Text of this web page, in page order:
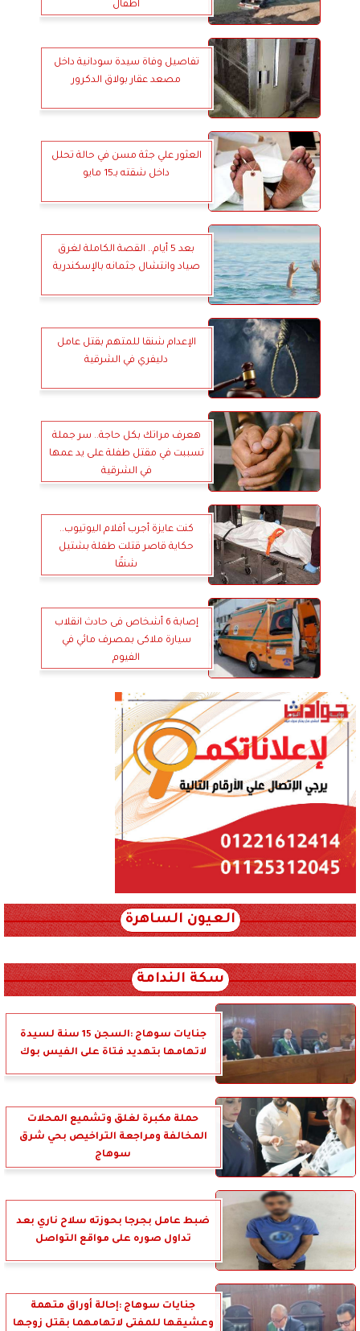
أطفال
تفاصيل وفاة سيدة سودانية داخل
مصعد عقار بولاق الدكرور
العثور علي جثة مسن في حالة تحلل
داخل شقته بـ15 مايو
بعد 5 أيام.. القصة الكاملة لغرق
صياد وانتشال جثمانه بالإسكندرية
الإعدام شنقا للمتهم بقتل عامل
دليفري في الشرقية
هعرف مراتك بكل حاجة.. سر جملة
تسببت في مقتل طفلة على يد عمها
في الشرقية
كنت عايزة أجرب أفلام اليوتيوب..
حكاية قاصر قتلت طفلة بشتيل
شنقًا
إصابة 6 أشخاص فى حادث انقلاب
سيارة ملاكى بمصرف مائي في
الفيوم
العيون الساهرة
سكة الندامة
جنايات سوهاج :السجن 15 سنة لسيدة
لاتهامها بتهديد فتاة على الفيس بوك
حملة مكبرة لغلق وتشميع المحلات
المخالفة ومراجعة التراخيص بحي شرق
سوهاج
ضبط عامل بجرجا بحوزته سلاح ناري بعد
تداول صوره على مواقع التواصل
جنايات سوهاج :إحالة أوراق متهمة
وعشيقها للمفتى لاتهامهما بقتل زوجها